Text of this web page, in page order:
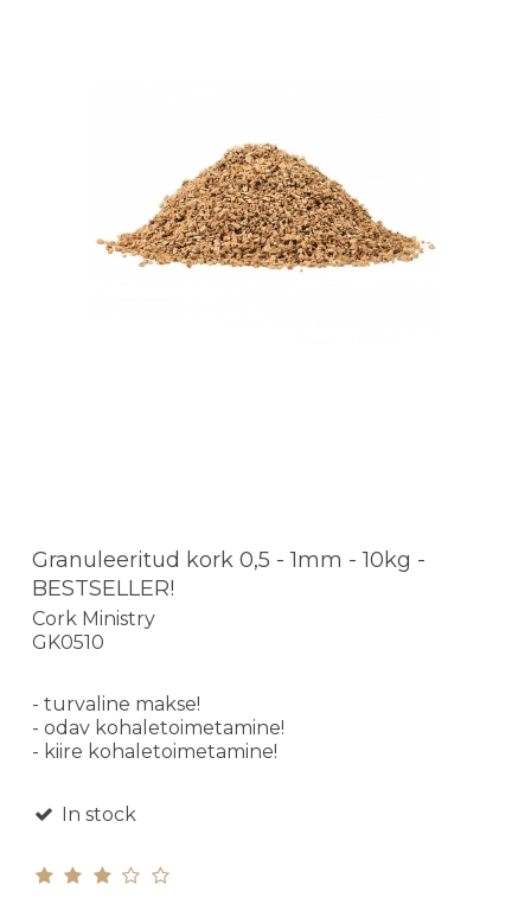
Granuleeritud kork 0,5 - 1mm - 10kg -
BESTSELLER!
Cork Ministry
GK0510
- turvaline makse!
- odav kohaletoimetamine!
- kiire kohaletoimetamine!
In stock